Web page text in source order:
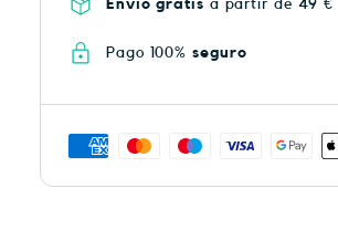
Envío gratis a partir de 49 €
Pago 100% seguro